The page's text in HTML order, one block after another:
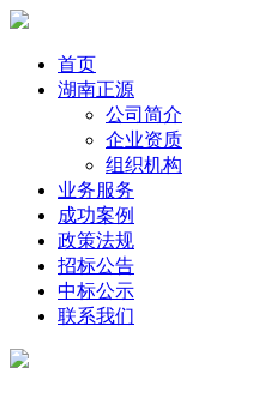
首页
湖南正源
公司简介
企业资质
组织机构
业务服务
成功案例
政策法规
招标公告
中标公示
联系我们